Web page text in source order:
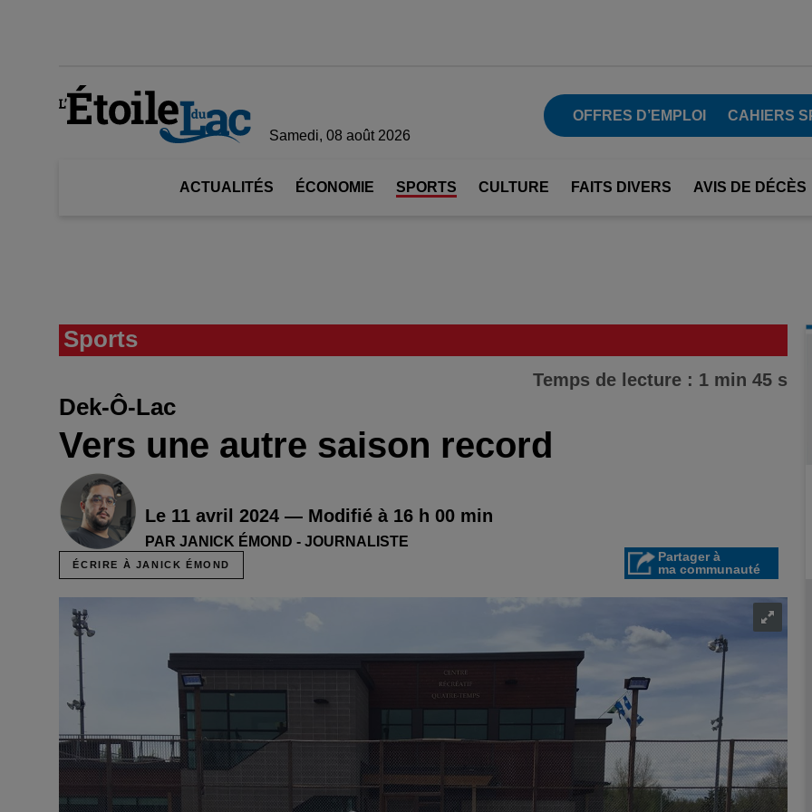
Samedi, 08 août 2026
OFFRES D’EMPLOI CAHIERS
ACTUALITÉS ÉCONOMIE SPORTS CULTURE FAITS DIVERS AVIS DE DÉCÈS
Sports
Temps de lecture : 1 min 45 s
Dek-Ô-Lac
Vers une autre saison record
Le 11 avril 2024 — Modifié à 16 h 00 min
PAR JANICK ÉMOND - JOURNALISTE
ÉCRIRE À JANICK ÉMOND
Partager à
ma communauté